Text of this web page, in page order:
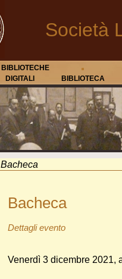
Società
BIBLIOTECHE
DIGITALI
BIBLIOTECA
Bacheca
Bacheca
Dettagli evento
Venerdì 3 dicembre 2021,